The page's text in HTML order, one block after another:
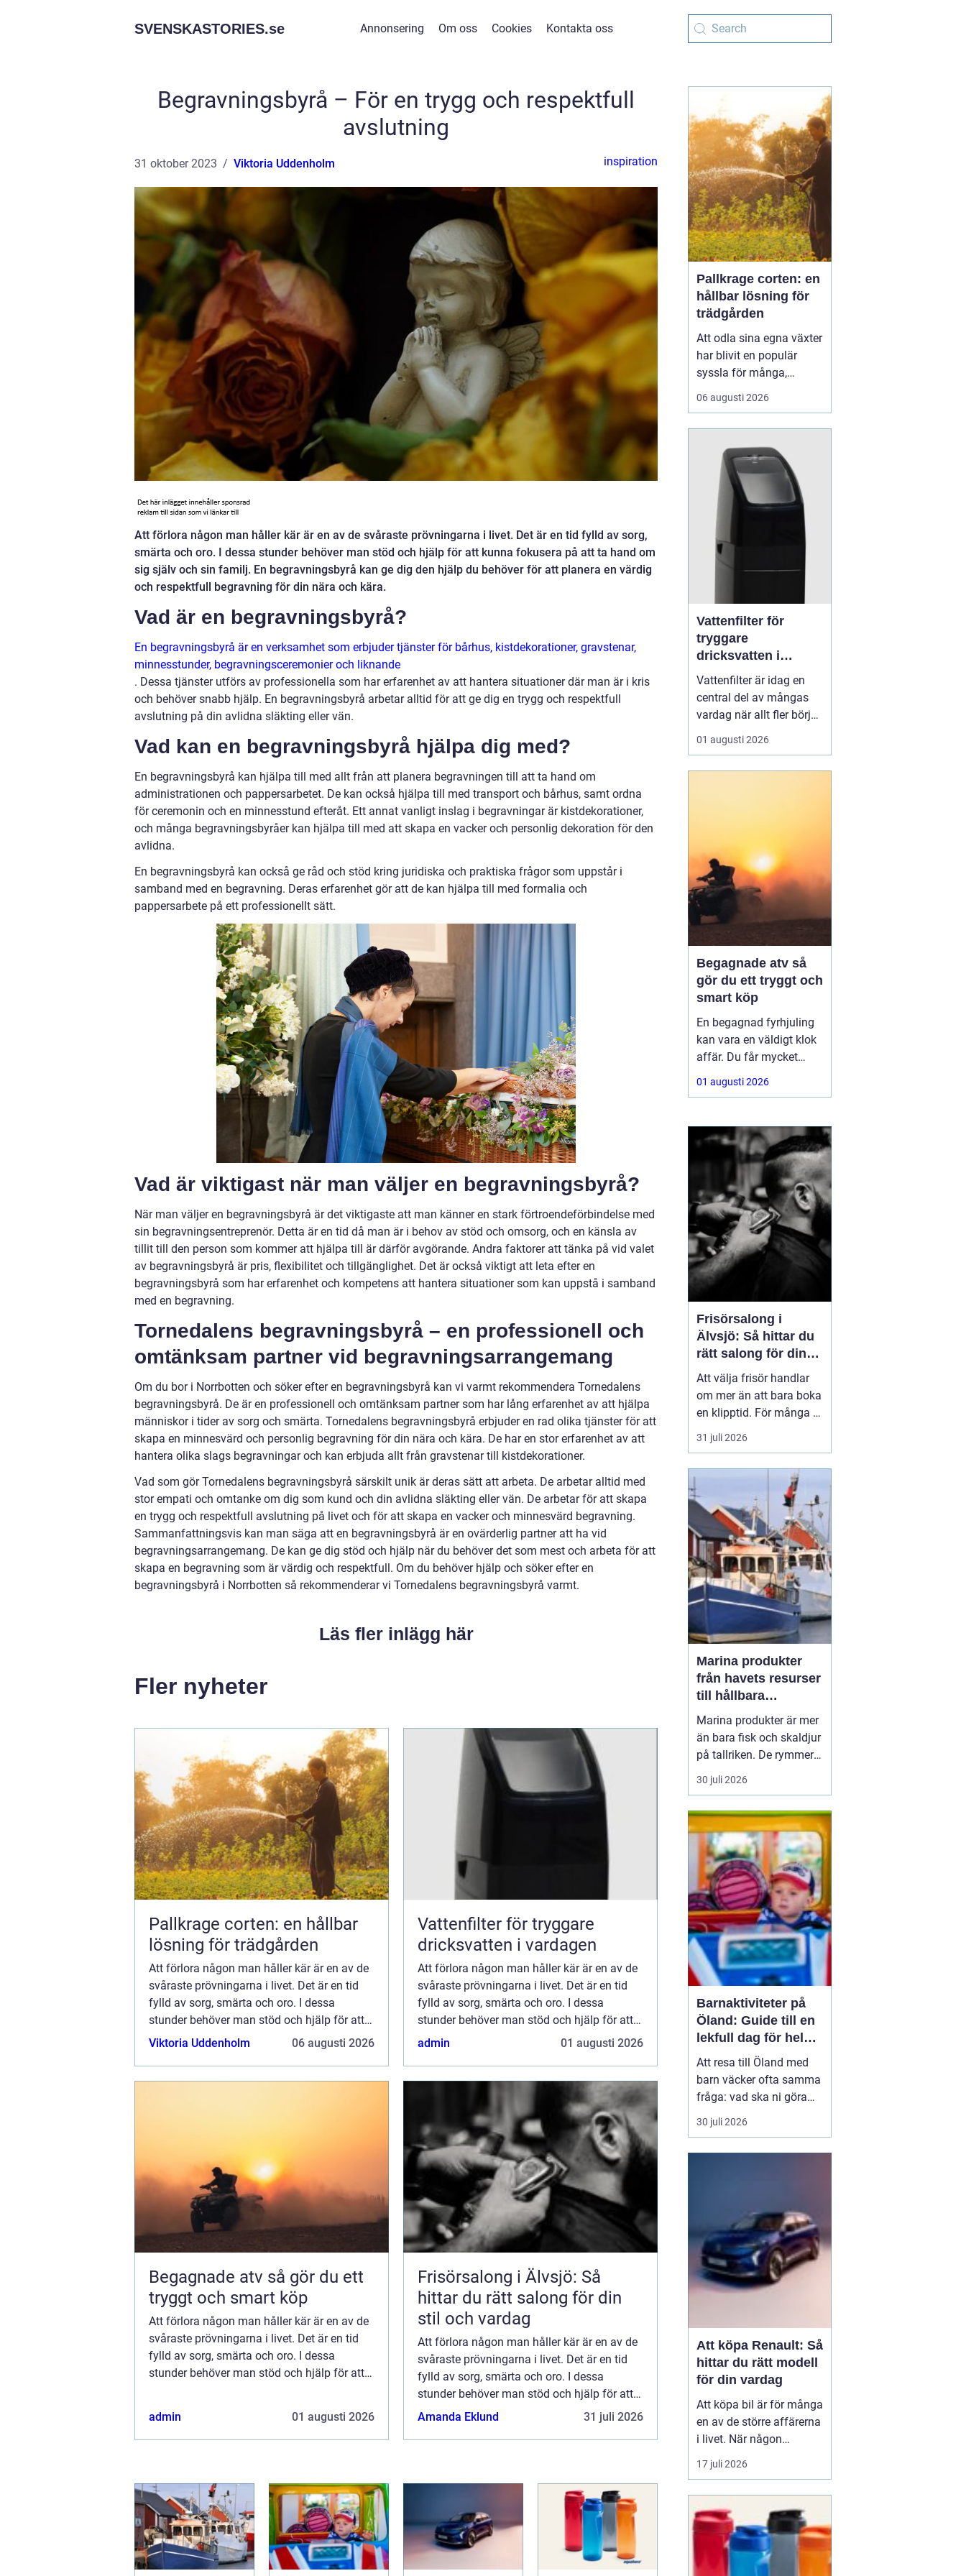
SVENSKASTORIES.se Annonsering Om oss Cookies Kontakta oss
Begravningsbyrå – För en trygg och respektfull
avslutning
31 oktober 2023 Viktoria Uddenholm inspiration
Att förlora någon man håller kär är en av de svåraste prövningarna i livet. Det är en tid fylld av sorg,
smärta och oro. I dessa stunder behöver man stöd och hjälp för att kunna fokusera på att ta hand om
sig själv och sin familj. En begravningsbyrå kan ge dig den hjälp du behöver för att planera en värdig
och respektfull begravning för din nära och kära.
Vad är en begravningsbyrå?
En begravningsbyrå är en verksamhet som erbjuder tjänster för bårhus, kistdekorationer, gravstenar,
minnesstunder, begravningsceremonier och liknande
. Dessa tjänster utförs av professionella som har erfarenhet av att hantera situationer där man är i kris
och behöver snabb hjälp. En begravningsbyrå arbetar alltid för att ge dig en trygg och respektfull
avslutning på din avlidna släkting eller vän.
Vad kan en begravningsbyrå hjälpa dig med?
En begravningsbyrå kan hjälpa till med allt från att planera begravningen till att ta hand om
administrationen och pappersarbetet. De kan också hjälpa till med transport och bårhus, samt ordna
för ceremonin och en minnesstund efteråt. Ett annat vanligt inslag i begravningar är kistdekorationer,
och många begravningsbyråer kan hjälpa till med att skapa en vacker och personlig dekoration för den
avlidna.
En begravningsbyrå kan också ge råd och stöd kring juridiska och praktiska frågor som uppstår i
samband med en begravning. Deras erfarenhet gör att de kan hjälpa till med formalia och
pappersarbete på ett professionellt sätt.
Vad är viktigast när man väljer en begravningsbyrå?
När man väljer en begravningsbyrå är det viktigaste att man känner en stark förtroendeförbindelse med
sin begravningsentreprenör. Detta är en tid då man är i behov av stöd och omsorg, och en känsla av
tillit till den person som kommer att hjälpa till är därför avgörande. Andra faktorer att tänka på vid valet
av begravningsbyrå är pris, flexibilitet och tillgänglighet. Det är också viktigt att leta efter en
begravningsbyrå som har erfarenhet och kompetens att hantera situationer som kan uppstå i samband
med en begravning.
Tornedalens begravningsbyrå – en professionell och
omtänksam partner vid begravningsarrangemang
Om du bor i Norrbotten och söker efter en begravningsbyrå kan vi varmt rekommendera Tornedalens
begravningsbyrå. De är en professionell och omtänksam partner som har lång erfarenhet av att hjälpa
människor i tider av sorg och smärta. Tornedalens begravningsbyrå erbjuder en rad olika tjänster för att
skapa en minnesvärd och personlig begravning för din nära och kära. De har en stor erfarenhet av att
hantera olika slags begravningar och kan erbjuda allt från gravstenar till kistdekorationer.
Vad som gör Tornedalens begravningsbyrå särskilt unik är deras sätt att arbeta. De arbetar alltid med
stor empati och omtanke om dig som kund och din avlidna släkting eller vän. De arbetar för att skapa
en trygg och respektfull avslutning på livet och för att skapa en vacker och minnesvärd begravning.
Sammanfattningsvis kan man säga att en begravningsbyrå är en ovärderlig partner att ha vid
begravningsarrangemang. De kan ge dig stöd och hjälp när du behöver det som mest och arbeta för att
skapa en begravning som är värdig och respektfull. Om du behöver hjälp och söker efter en
begravningsbyrå i Norrbotten så rekommenderar vi Tornedalens begravningsbyrå varmt.
Läs fler inlägg här
Fler nyheter
Pallkrage corten: en hållbar
lösning för trädgården
Att förlora någon man håller kär är en av de
svåraste prövningarna i livet. Det är en tid
fylld av sorg, smärta och oro. I dessa
stunder behöver man stöd och hjälp för att
kunna foku...
Viktoria Uddenholm 06 augusti 2026
Vattenfilter för tryggare
dricksvatten i vardagen
Att förlora någon man håller kär är en av de
svåraste prövningarna i livet. Det är en tid
fylld av sorg, smärta och oro. I dessa
stunder behöver man stöd och hjälp för att
kunna foku...
admin 01 augusti 2026
Begagnade atv så gör du ett
tryggt och smart köp
Att förlora någon man håller kär är en av de
svåraste prövningarna i livet. Det är en tid
fylld av sorg, smärta och oro. I dessa
stunder behöver man stöd och hjälp för att
admin
01 augusti 2026
Frisörsalong i Älvsjö: Så
hittar du rätt salong för din
stil och vardag
Att förlora någon man håller kär är en av de
svåraste prövningarna i livet. Det är en tid
fylld av sorg, smärta och oro. I dessa
stunder behöver man stöd och hjälp för att
kunna foku...
Amanda Eklund 31 juli 2026
Pallkrage corten: en
hållbar lösning för
trädgården
Att odla sina egna växter
har blivit en populär
syssla för många,
oavsett om det handlar
om att ha en prunkande
balkongträdgård i stan.
En av de mest effektiva
och este...
06 augusti 2026
Vattenfilter för
tryggare
dricksvatten i
vardagen
Vattenfilter är idag en
central del av mångas
vardag när allt fler börjar
fundera på kvaliteten på
vattnet som kommer ur
hårt vat...
01 augusti 2026
Begagnade atv så
gör du ett tryggt och
smart köp
En begagnad fyrhjuling
kan vara en väldigt klok
affär. Du får mycket
funktion för pengarna
och slipper den största
ofta kommer direkt när
en maskin är ny.
Samtidigt kräver ett
andrahandsköp mer
eftertanke. Den som vill
köpa
01 augusti 2026
Frisörsalong i
Älvsjö: Så hittar du
rätt salong för din
stil och vardag
Att välja frisör handlar
om mer än att bara boka
en klipptid. För många är
frisörbesöket en paus i
vardagen, en chans att
känna sig mer som sig
själv. I Älvsjö fi...
31 juli 2026
Marina produkter
från havets resurser
till hållbara
upplevelser
Marina produkter är mer
än bara fisk och skaldjur
på tallriken. De rymmer
allt från mat och hälsa
till friluftsliv, kultur och
områden spelar havet en
central roll för både
ekonomi och livskvalitet.
När fler söker sig mot
nat...
30 juli 2026
Barnaktiviteter på
Öland: Guide till en
lekfull dag för hela
familjen
Att resa till Öland med
barn väcker ofta samma
fråga: vad ska ni göra
för att alla ska trivas,
oavsett ålder och
30 juli 2026
Att köpa Renault: Så
hittar du rätt modell
för din vardag
Att köpa bil är för många
en av de större affärerna
i livet. När någon
funderar på att köpa
Renault Skåne
17 juli 2026